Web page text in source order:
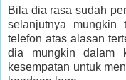
Bila dia rasa sudah
selanjutnya mungkin
telefon atas alasan
dia mungkin dalam
kesempatan untuk